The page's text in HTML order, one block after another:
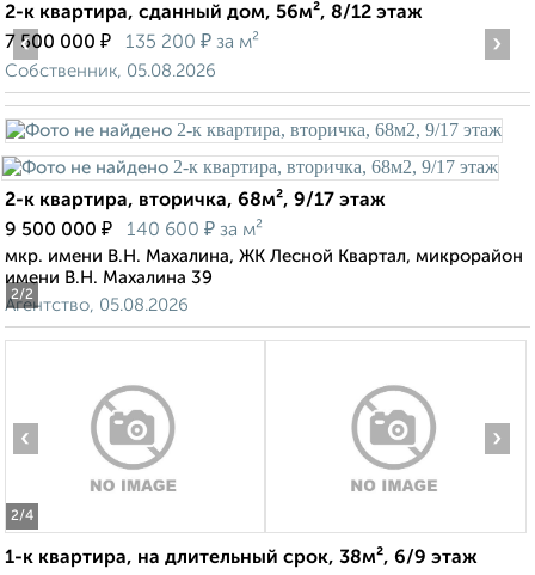
2-к квартира, сданный дом, 56м², 8/12 этаж
7 500 000 ₽ 135 200 ₽ за м²
Собственник, 05.08.2026
2/2
‹ ›
2-к квартира, вторичка, 68м², 9/17 этаж
9 500 000 ₽ 140 600 ₽ за м²
мкр. имени В.Н. Махалина, ЖК Лесной Квартал, микрорайон
имени В.Н. Махалина 39
Агентство, 05.08.2026
2/4
‹ ›
1-к квартира, на длительный срок, 38м², 6/9 этаж